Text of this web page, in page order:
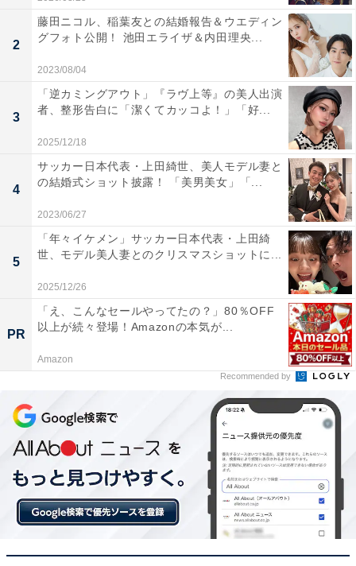
2
藤田ニコル、稲葉友との結婚報告＆ウエディン
グフォト公開！ 池田エライザ＆内田理央...
2023/08/04
3
「逆カミングアウト」『ラヴ上等』の美人出演
者、整形告白に「潔くてカッコよ！」「好...
2025/12/18
4
サッカー日本代表・上田綺世、美人モデル妻と
の結婚式ショット披露！ 「美男美女」「...
2023/06/27
5
「年々イケメン」サッカー日本代表・上田綺
世、モデル美人妻とのクリスマスショットに...
2025/12/26
PR
「え、こんなセールやってたの？」80％OFF
以上が続々登場！Amazonの本気が...
Amazon
Recommended by